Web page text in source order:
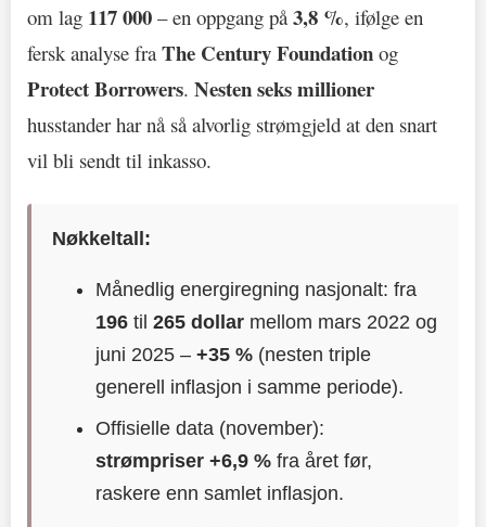
om lag 117 000 – en oppgang på3,8 %, ifølge en
fersk analyse fraThe Century Foundation og
Protect Borrowers. Nesten seks millioner
husstander har nå så alvorlig strømgjeld at den snart
vil bli sendt til inkasso.
Nøkkeltall:
Månedlig energiregning nasjonalt: fra
196 til265 dollar mellom mars 2022 og
juni 2025 –+35 % (nesten triple
generell inflasjon i samme periode).
Offisielle data (november):
strømpriser +6,9 % fra året før,
raskere enn samlet inflasjon.